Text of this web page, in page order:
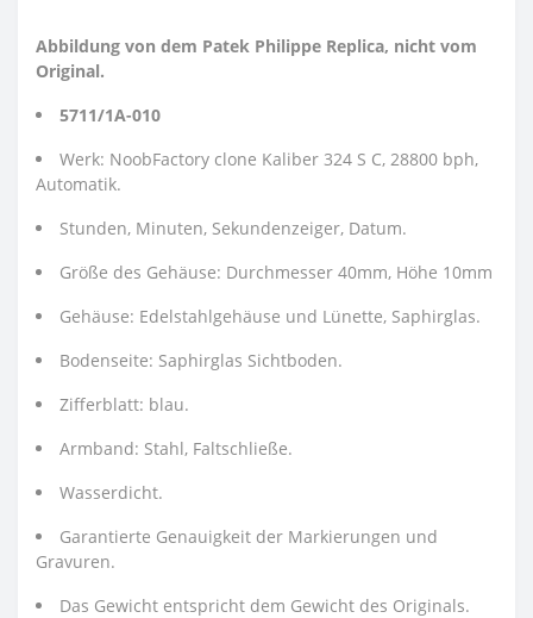
Abbildung von dem Patek Philippe Replica, nicht vom
Original.
5711/1A-010
Werk: NoobFactory clone Kaliber 324 S C, 28800 bph,
Automatik.
Stunden, Minuten, Sekundenzeiger, Datum.
Größe des Gehäuse: Durchmesser 40mm, Höhe 10mm
Gehäuse: Edelstahlgehäuse und Lünette, Saphirglas.
Bodenseite: Saphirglas Sichtboden.
Zifferblatt: blau.
Armband: Stahl, Faltschließe.
Wasserdicht.
Garantierte Genauigkeit der Markierungen und
Gravuren.
Das Gewicht entspricht dem Gewicht des Originals.